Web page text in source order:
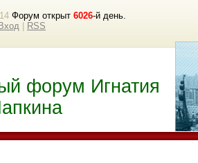
Форум открыт 6026-й день.
Вход RSS
форум Игнатия